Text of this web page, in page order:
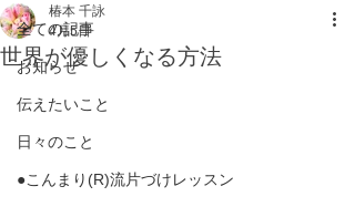
全ての記事
お知らせ
伝えたいこと
日々のこと
●こんまり(R)流片づけレッスン
世界が優しくなる方法
椿本 千詠
4月5日